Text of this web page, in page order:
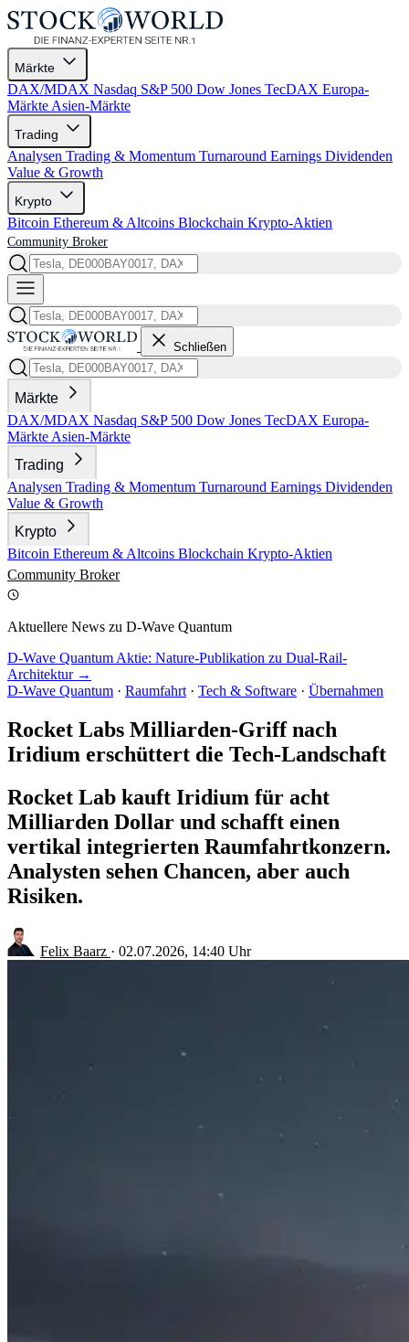
Märkte
DAX/MDAX Nasdaq S&P 500 Dow Jones TecDAX Europa-
Märkte Asien-Märkte
Trading
Analysen Trading & Momentum Turnaround Earnings Dividenden
Value & Growth
Krypto
Bitcoin Ethereum & Altcoins Blockchain Krypto-Aktien
Community Broker
Schließen
Märkte
DAX/MDAX Nasdaq S&P 500 Dow Jones TecDAX Europa-
Märkte Asien-Märkte
Trading
Analysen Trading & Momentum Turnaround Earnings Dividenden
Value & Growth
Krypto
Bitcoin Ethereum & Altcoins Blockchain Krypto-Aktien
Community Broker
Aktuellere News zu D-Wave Quantum
D-Wave Quantum Aktie: Nature-Publikation zu Dual-Rail-
Architektur →
D-Wave Quantum · Raumfahrt · Tech & Software · Übernahmen
Rocket Labs Milliarden-Griff nach
Iridium erschüttert die Tech-Landschaft
Rocket Lab kauft Iridium für acht
Milliarden Dollar und schafft einen
vertikal integrierten Raumfahrtkonzern.
Analysten sehen Chancen, aber auch
Risiken.
Felix Baarz · 02.07.2026, 14:40 Uhr